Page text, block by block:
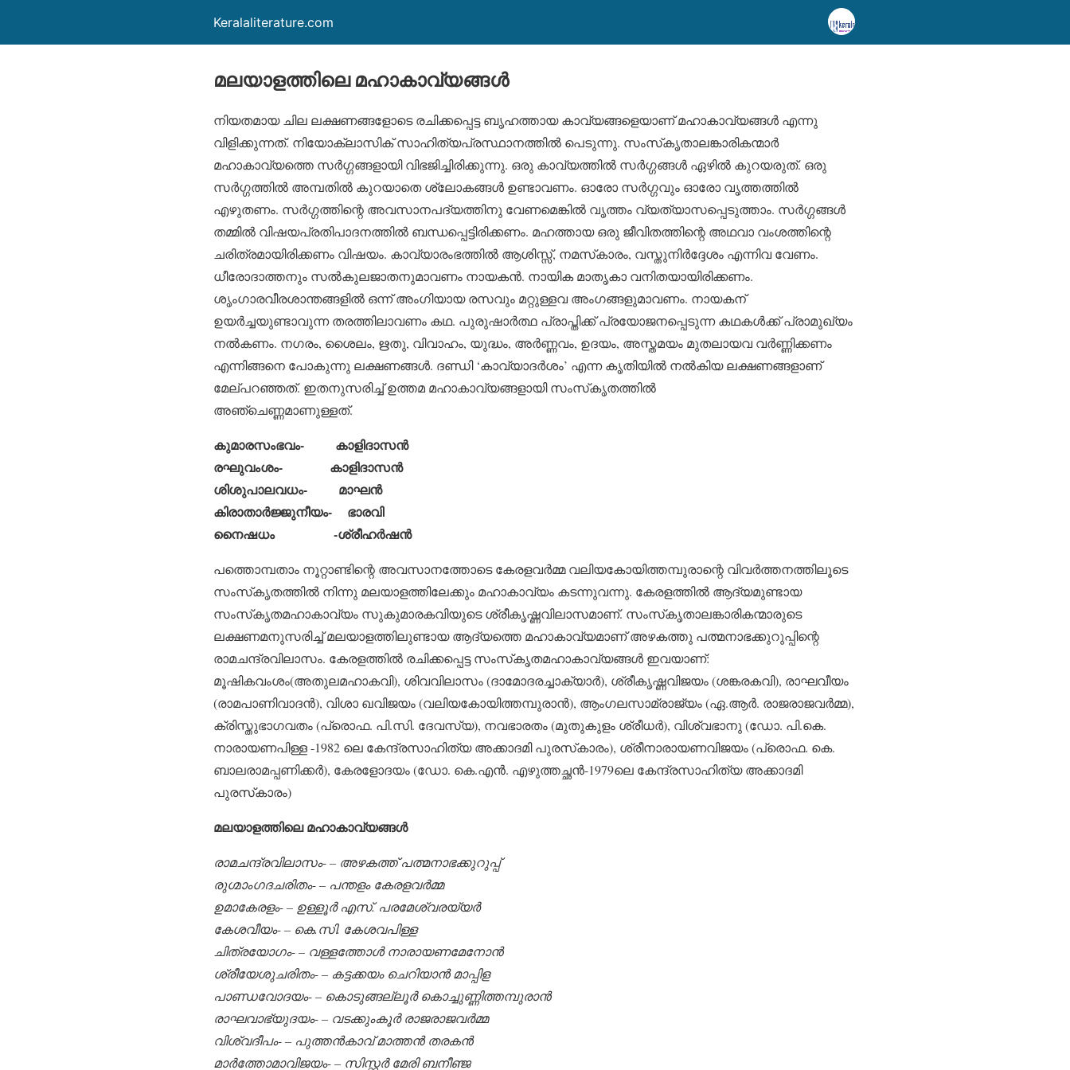
Keralaliterature.com
മലയാളത്തിലെ മഹാകാവ്യങ്ങള്‍
നിയതമായ ചില ലക്ഷണങ്ങളോടെ രചിക്കപ്പെട്ട ബൃഹത്തായ കാവ്യങ്ങളെയാണ് മഹാകാവ്യങ്ങള്‍ എന്നു
വിളിക്കുന്നത്. നിയോക്ലാസിക് സാഹിത്യപ്രസ്ഥാനത്തില്‍ പെടുന്നു. സംസ്‌കൃതാലങ്കാരികന്മാര്‍
മഹാകാവ്യത്തെ സര്‍ഗ്ഗങ്ങളായി വിഭജിച്ചിരിക്കുന്നു. ഒരു കാവ്യത്തില്‍ സര്‍ഗ്ഗങ്ങള്‍ ഏഴില്‍ കുറയരുത്. ഒരു
സര്‍ഗ്ഗത്തില്‍ അമ്പതില്‍ കുറയാതെ ശ്ലോകങ്ങള്‍ ഉണ്ടാവണം. ഓരോ സര്‍ഗ്ഗവും ഓരോ വൃത്തത്തില്‍
എഴുതണം. സര്‍ഗ്ഗത്തിന്റെ അവസാനപദ്യത്തിനു വേണമെങ്കില്‍ വൃത്തം വ്യത്യാസപ്പെടുത്താം. സര്‍ഗ്ഗങ്ങള്‍
തമ്മില്‍ വിഷയപ്രതിപാദനത്തില്‍ ബന്ധപ്പെട്ടിരിക്കണം. മഹത്തായ ഒരു ജീവിതത്തിന്റെ അഥവാ വംശത്തിന്റെ
ചരിത്രമായിരിക്കണം വിഷയം. കാവ്യാരംഭത്തില്‍ ആശിസ്സ്, നമസ്‌കാരം, വസ്തുനിര്‍ദ്ദേശം എന്നിവ വേണം.
ധീരോദാത്തനും സല്‍കുലജാതനുമാവണം നായകന്‍. നായിക മാതൃകാ വനിതയായിരിക്കണം.
ശൃംഗാരവീരശാന്തങ്ങളില്‍ ഒന്ന് അംഗിയായ രസവും മറ്റുള്ളവ അംഗങ്ങളുമാവണം. നായകന്
ഉയര്‍ച്ചയുണ്ടാവുന്ന തരത്തിലാവണം കഥ. പുരുഷാര്‍ത്ഥ പ്രാപ്തിക്ക് പ്രയോജനപ്പെടുന്ന കഥകള്‍ക്ക് പ്രാമുഖ്യം
നല്‍കണം. നഗരം, ശൈലം, ഋതു, വിവാഹം, യുദ്ധം, അര്‍ണ്ണവം, ഉദയം, അസ്തമയം മുതലായവ വര്‍ണ്ണിക്കണം
എന്നിങ്ങനെ പോകുന്നു ലക്ഷണങ്ങള്‍. ദണ്ഡി ‘കാവ്യാദര്‍ശം’ എന്ന കൃതിയില്‍ നല്‍കിയ ലക്ഷണങ്ങളാണ്
മേല്പറഞ്ഞത്. ഇതനുസരിച്ച് ഉത്തമ മഹാകാവ്യങ്ങളായി സംസ്‌കൃതത്തില്‍
അഞ്ചെണ്ണമാണുള്ളത്.
കുമാരസംഭവം- കാളിദാസന്‍
രഘുവംശം- കാളിദാസന്‍
ശിശുപാലവധം- മാഘന്‍
കിരാതാര്‍ജ്ജുനീയം- ഭാരവി
നൈഷധം -ശ്രീഹര്‍ഷന്‍
പത്തൊമ്പതാം നൂറ്റാണ്ടിന്റെ അവസാനത്തോടെ കേരളവര്‍മ്മ വലിയകോയിത്തമ്പുരാന്റെ വിവര്‍ത്തനത്തിലൂടെ
സംസ്‌കൃതത്തില്‍ നിന്നു മലയാളത്തിലേക്കും മഹാകാവ്യം കടന്നുവന്നു. കേരളത്തില്‍ ആദ്യമുണ്ടായ
സംസ്‌കൃതമഹാകാവ്യം സുകുമാരകവിയുടെ ശ്രീകൃഷ്ണവിലാസമാണ്. സംസ്‌കൃതാലങ്കാരികന്മാരുടെ
ലക്ഷണമനുസരിച്ച് മലയാളത്തിലുണ്ടായ ആദ്യത്തെ മഹാകാവ്യമാണ് അഴകത്തു പത്മനാഭക്കുറുപ്പിന്റെ
രാമചന്ദ്രവിലാസം. കേരളത്തില്‍ രചിക്കപ്പെട്ട സംസ്‌കൃതമഹാകാവ്യങ്ങള്‍ ഇവയാണ്:
മൂഷികവംശം(അതുലമഹാകവി), ശിവവിലാസം (ദാമോദരച്ചാക്യാര്‍), ശ്രീകൃഷ്ണവിജയം (ശങ്കരകവി), രാഘവീയം
(രാമപാണിവാദന്‍), വിശാ ഖവിജയം (വലിയകോയിത്തമ്പുരാന്‍), ആംഗലസാമ്രാജ്യം (ഏ.ആര്‍. രാജരാജവര്‍മ്മ),
ക്രിസ്തുഭാഗവതം (പ്രൊഫ. പി.സി. ദേവസ്യ), നവഭാരതം (മുതുകുളം ശ്രീധര്‍), വിശ്വഭാനു (ഡോ. പി.കെ.
നാരായണപിള്ള -1982 ലെ കേന്ദ്രസാഹിത്യ അക്കാദമി പുരസ്‌കാരം), ശ്രീനാരായണവിജയം (പ്രൊഫ. കെ.
ബാലരാമപ്പണിക്കര്‍), കേരളോദയം (ഡോ. കെ.എന്‍. എഴുത്തച്ഛന്‍-1979ലെ കേന്ദ്രസാഹിത്യ അക്കാദമി
പുരസ്‌കാരം)
മലയാളത്തിലെ മഹാകാവ്യങ്ങള്‍
രാമചന്ദ്രവിലാസം- – അഴകത്ത് പത്മനാഭക്കുറുപ്പ്
രുഗ്മാംഗദചരിതം- – പന്തളം കേരളവര്‍മ്മ
ഉമാകേരളം- – ഉള്ളൂര്‍ എസ്. പരമേശ്വരയ്യര്‍
കേശവീയം- – കെ.സി. കേശവപിള്ള
ചിത്രയോഗം- – വള്ളത്തോള്‍ നാരായണമേനോന്‍
ശ്രീയേശുചരിതം- – കട്ടക്കയം ചെറിയാന്‍ മാപ്പിള
പാണ്ഡവോദയം- – കൊടുങ്ങല്ലൂര്‍ കൊച്ചുണ്ണിത്തമ്പുരാന്‍
രാഘവാഭ്യുദയം- – വടക്കുംകൂര്‍ രാജരാജവര്‍മ്മ
വിശ്വദീപം- – പുത്തന്‍കാവ് മാത്തന്‍ തരകന്‍
മാര്‍ത്തോമാവിജയം- – സിസ്റ്റര്‍ മേരി ബനീഞ്ജ